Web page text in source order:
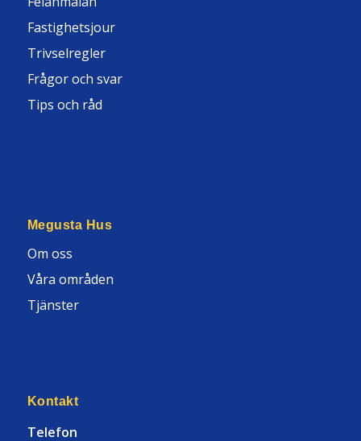
Fastighetsjour
Trivselregler
Frågor och svar
Tips och råd
Megusta Hus
Om oss
Våra områden
Tjänster
Kontakt
Telefon